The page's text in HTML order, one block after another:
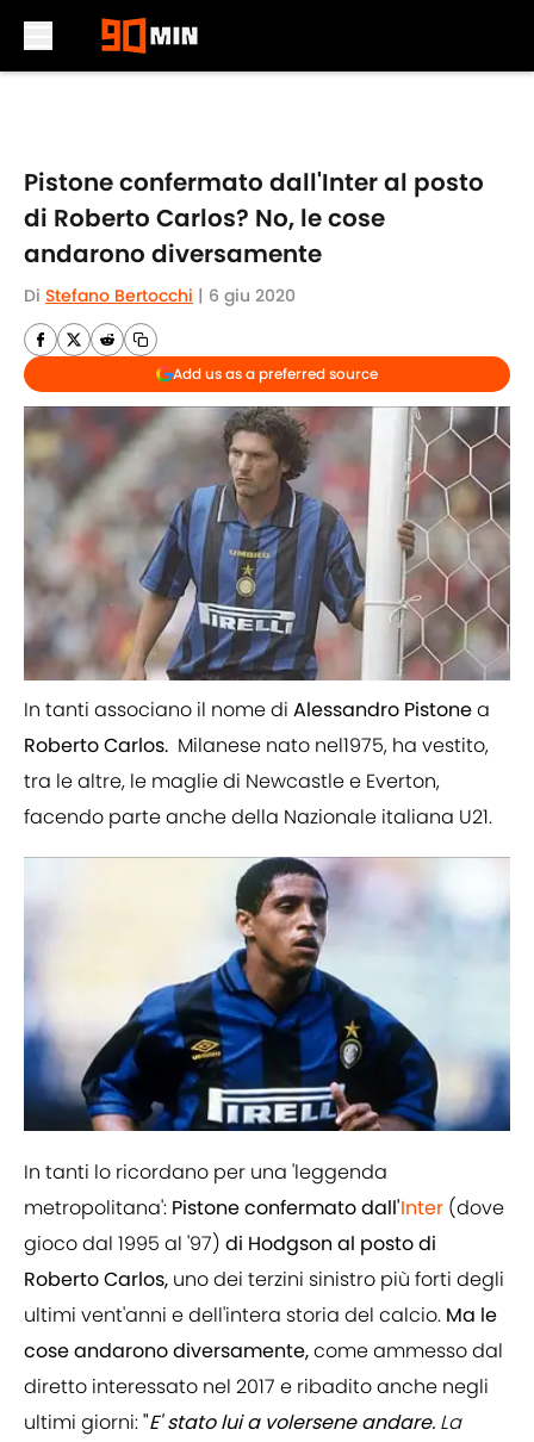
Pistone confermato dall'Inter al posto
di Roberto Carlos? No, le cose
andarono diversamente
Di Stefano Bertocchi | 6 giu 2020
Add us as a preferred source
In tanti associano il nome di Alessandro Pistonea
Roberto Carlos. Milanese nato nel1975, ha vestito,
tra le altre, le maglie di Newcastle e Everton,
facendo parte anche della Nazionale italiana U21.
In tanti lo ricordano per una 'leggenda
metropolitana': Pistone confermato dall'Inter (dove
gioco dal 1995 al '97) di Hodgson al posto di
Roberto Carlos, uno dei terzini sinistro più forti degli
ultimi vent'anni e dell'intera storia del calcio. Ma le
cose andarono diversamente,come ammesso dal
diretto interessato nel 2017 e ribadito anche negli
ultimi giorni:"E' stato lui a volersene andare. La